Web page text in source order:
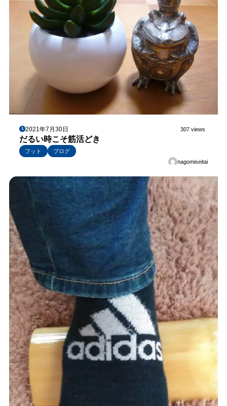
2021年7月30日 307 views
だるい時こそ筋活どき
フット
ブログ
nagomiseitai